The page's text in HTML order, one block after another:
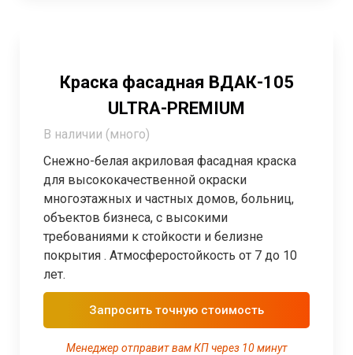
Краска фасадная ВДАК-105
ULTRA-PREMIUM
В наличии (много)
Снежно-белая акриловая фасадная краска
для высококачественной окраски
многоэтажных и частных домов, больниц,
объектов бизнеса, с высокими
требованиями к стойкости и белизне
покрытия . Атмосферостойкость от 7 до 10
лет.
Запросить точную стоимость
Менеджер отправит вам КП через 10 минут